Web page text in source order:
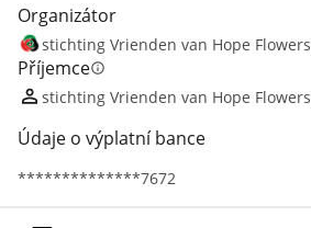
Organizátor
stichting Vrienden van Hope Flowers
Příjemceinfo
stichting Vrienden van Hope Flowers
Údaje o výplatní bance
**************7672